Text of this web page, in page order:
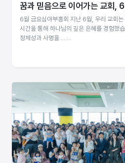
꿈과 믿음으로 이어가는 교회,
6월 금요심야부흥회 지난 6월, 우리 교회는
시간을 통해 하나님의 깊은 은혜를 경험했
정체성과 사명을........